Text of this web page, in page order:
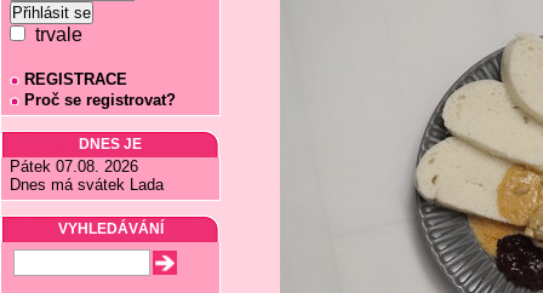
trvale
REGISTRACE
Proč se registrovat?
DNES JE
Pátek 07.08. 2026
Dnes má svátek Lada
VYHLEDÁVÁNÍ